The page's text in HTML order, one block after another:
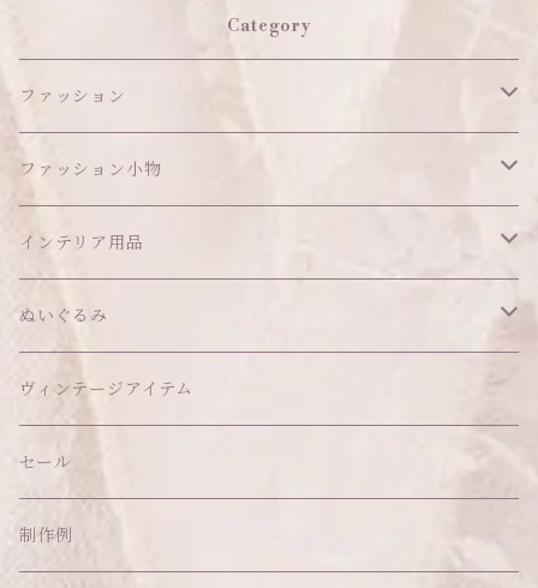
Category
ファッション
ワンピース
アウター
トップス
ボトムス
ファッション小物
ヘッドアイテム
ヘアクリップ
ヘッドドレス
アクセサリー
イヤリング
ピアス
ソックス
バッグ
ショルダーバッグ
ポーチ
インテリア用品
オブジェ
ウォールデコ
その他
ティッシュケース
クッション・座布団
ハンガー
ぬいぐるみ
ぬいちゃん本体
アクセサリー
ヘッドドレス Sサイズ
アウトフィット
ヴィンテージアイテム
セール
制作例